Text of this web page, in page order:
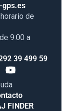
gps.es
de
9:00 a
39 499 59
FINDER